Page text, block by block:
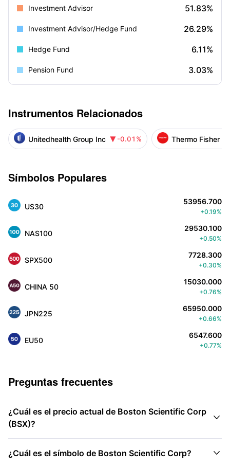
Investment Advisor 51.83%
Investment Advisor/Hedge Fund 26.29%
Hedge Fund 6.11%
Pension Fund 3.03%
Instrumentos Relacionados
Unitedhealth Group Inc  -0.01% Thermo Fisher
Símbolos Populares
US30
53956.700
+0.19%
NAS100
29530.100
+0.50%
SPX500
7728.300
+0.30%
CHINA 50
15030.000
+0.76%
JPN225
65950.000
+0.66%
EU50
6547.600
+0.77%
Preguntas frecuentes
¿Cuál es el precio actual de Boston Scientific Corp
(BSX)?

¿Cuál es el símbolo de Boston Scientific Corp? 